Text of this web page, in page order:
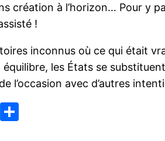
création à l’horizon… Pour y
!
inconnus où ce qui était
les États se
l’occasion avec d’autres
Email